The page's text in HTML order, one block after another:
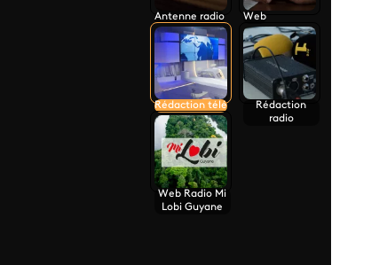
Antenne radio Web
Rédaction télé
Rédaction
radio
Web Radio Mi
Lobi Guyane